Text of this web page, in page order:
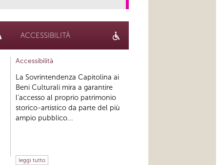
ACCESSIBILITÀ
Accessibilità
La Sovrintendenza Capitolina ai
Beni Culturali mira a garantire
l’accesso al proprio patrimonio
storico-artistico da parte del più
ampio pubblico...
leggi tutto